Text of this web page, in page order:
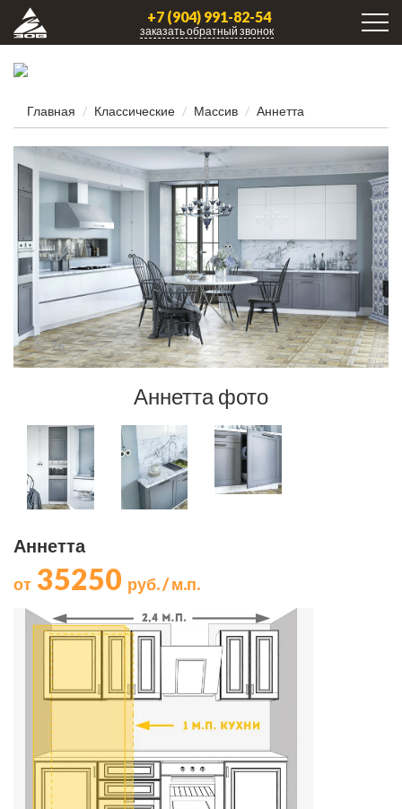
+7 (904) 991-82-54
заказать обратный звонок
Главная Классические Массив Аннетта
76
Аннетта фото
Аннетта
от 35250 руб. / м.п.